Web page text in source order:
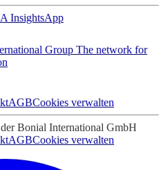
InsightsApp
Group The network for
AGBCookies verwalten
Bonial International GmbH
AGBCookies verwalten